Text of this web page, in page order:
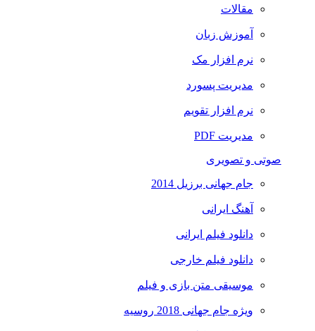
مقالات
آموزش زبان
نرم افزار مک
مدیریت پسورد
نرم افزار تقویم
مدیریت PDF
صوتی و تصویری
جام جهانی برزیل 2014
آهنگ ایرانی
دانلود فیلم ایرانی
دانلود فیلم خارجی
موسیقی متن بازی و فیلم
ویژه جام جهانی 2018 روسیه